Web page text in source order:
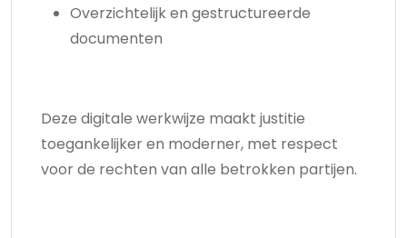
Overzichtelijk en gestructureerde
documenten
Deze digitale werkwijze maakt justitie
toegankelijker en moderner, met respect
voor de rechten van alle betrokken partijen.